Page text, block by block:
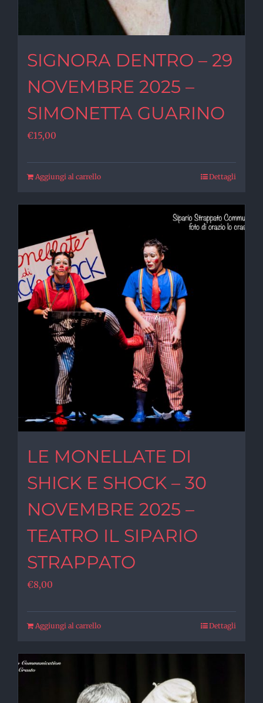
SIGNORA DENTRO – 29
NOVEMBRE 2025 –
SIMONETTA GUARINO
€15,00
Aggiungi al carrello Dettagli
LE MONELLATE DI
SHICK E SHOCK – 30
NOVEMBRE 2025 –
TEATRO IL SIPARIO
STRAPPATO
€8,00
Aggiungi al carrello Dettagli